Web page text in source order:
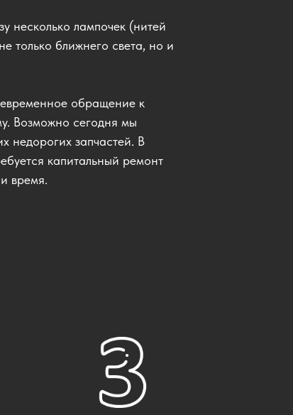
несколько лампочек (нитей
только ближнего света, но и
обращение к
Возможно сегодня мы
недорогих запчастей. В
капитальный ремонт
время.